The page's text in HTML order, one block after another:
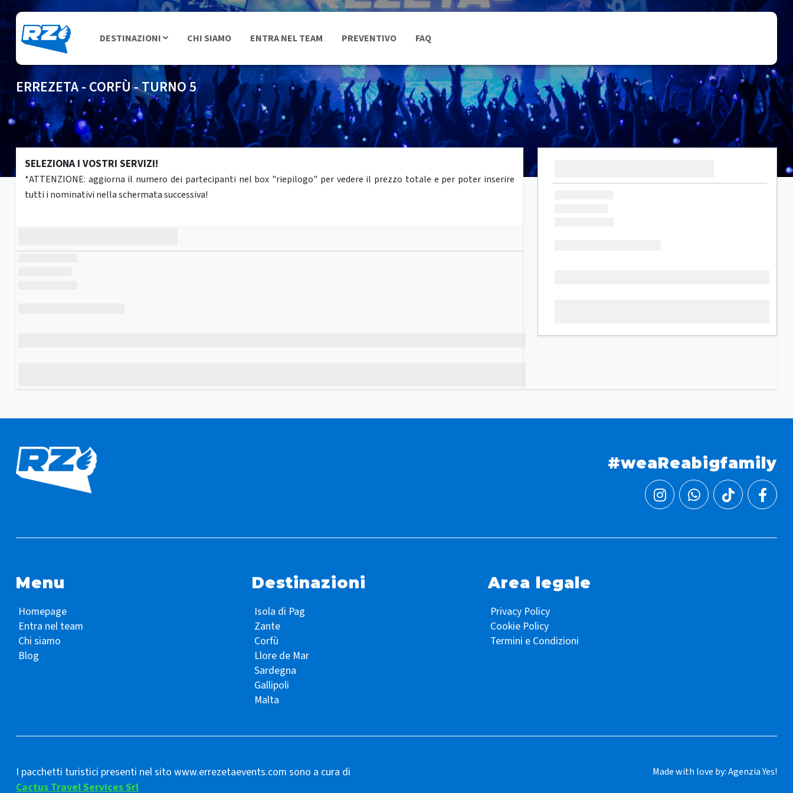
DESTINAZIONI CHI SIAMO ENTRA NEL TEAM PREVENTIVO FAQ
ERREZETA - CORFÙ - TURNO 5
SELEZIONA I VOSTRI SERVIZI!
*ATTENZIONE: aggiorna il numero dei partecipanti nel box "riepilogo" per vedere il prezzo totale e per poter inserire
tutti i nominativi nella schermata successiva!
#weaReabigfamily
Menu
Homepage
Entra nel team
Chi siamo
Blog
Destinazioni
Isola di Pag
Zante
Corfù
Llore de Mar
Sardegna
Gallipoli
Malta
Area legale
Privacy Policy
Cookie Policy
Termini e Condizioni
I pacchetti turistici presenti nel sito www.errezetaevents.com sono a cura di
Cactus Travel Services Srl
Made with love by:Agenzia Yes!